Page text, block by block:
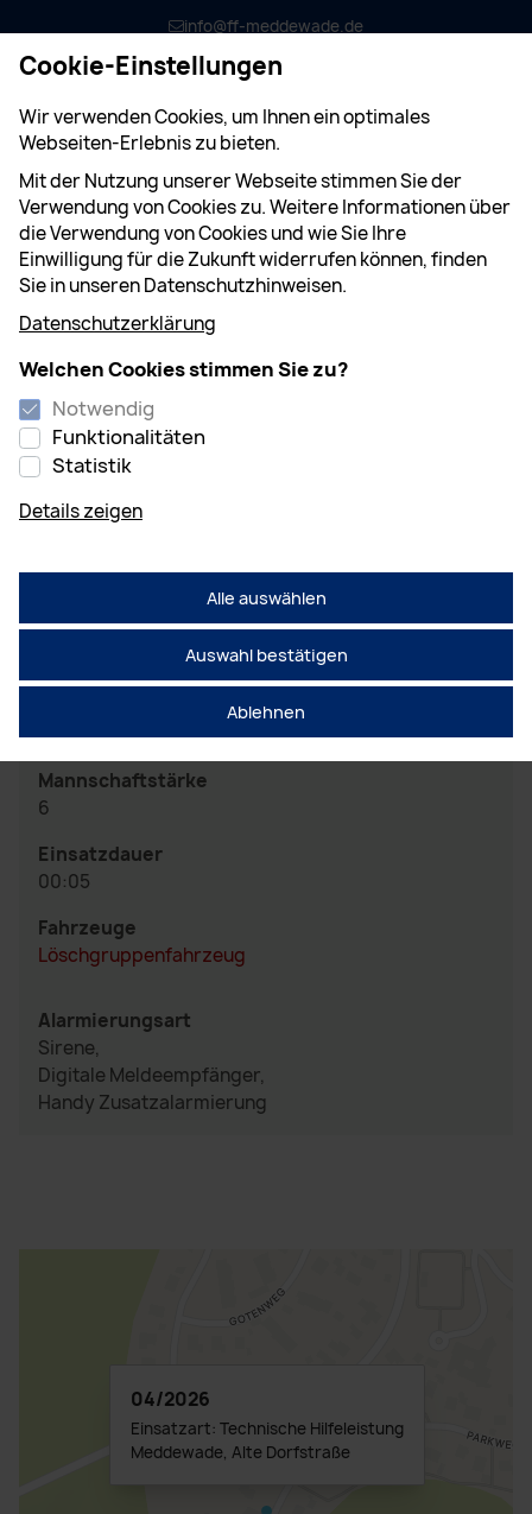
info@ff-meddewade.de
Home Einsätze 04/2026
04/2026
03.05.2026 17:01
04/2026 Technische Hilfe Klein
Alarmierung. Diese konnte sich vor Eintreffen der
Einsatzart
Technische Hilfeleistung
3. Mai 2026 17:01
Mannschaftstärke
6
Einsatzdauer
00:05
Fahrzeuge
Löschgruppenfahrzeug
Alarmierungsart
Sirene,
Digitale Meldeempfänger,
Handy Zusatzalarmierung
04/2026
Einsatzart: Technische Hilfeleistung
Meddewade, Alte Dorfstraße
Cookie-Einstellungen
Wir verwenden Cookies, um Ihnen ein optimales
Webseiten-Erlebnis zu bieten.
Mit der Nutzung unserer Webseite stimmen Sie der
Verwendung von Cookies zu. Weitere Informationen über
die Verwendung von Cookies und wie Sie Ihre
Einwilligung für die Zukunft widerrufen können, finden
Sie in unseren Datenschutzhinweisen.
Datenschutzerklärung
Welchen Cookies stimmen Sie zu?
Notwendig
Funktionalitäten
Statistik
Details zeigen
Alle auswählen
Auswahl bestätigen
Ablehnen